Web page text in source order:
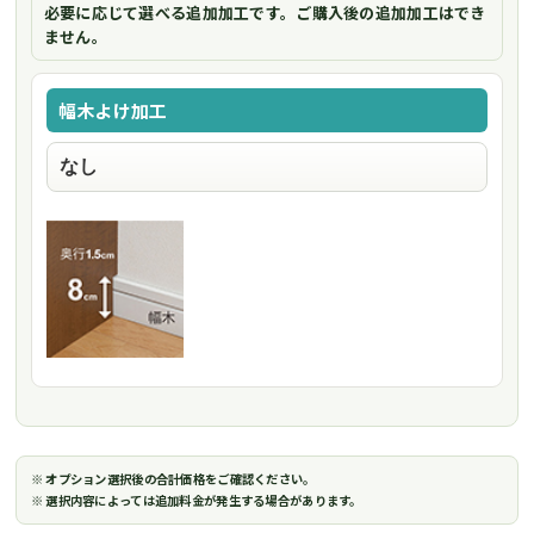
必要に応じて選べる追加加工です。ご購入後の追加加工はでき
ません。
幅木よけ加工
※ オプション選択後の合計価格をご確認ください。
※ 選択内容によっては追加料金が発生する場合があります。